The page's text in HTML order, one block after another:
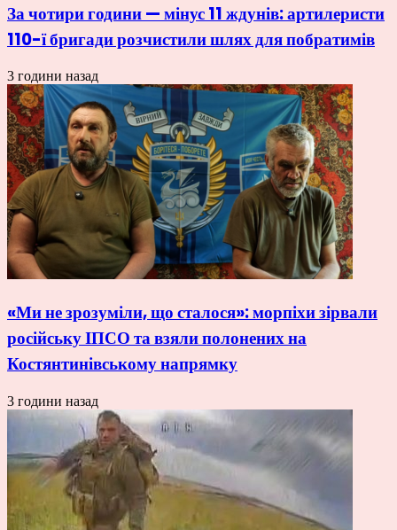
За чотири години — мінус 11 ждунів: артилеристи
110-ї бригади розчистили шлях для побратимів
3 години назад
«Ми не зрозуміли, що сталося»: морпіхи зірвали
російську ІПСО та взяли полонених на
Костянтинівському напрямку
3 години назад